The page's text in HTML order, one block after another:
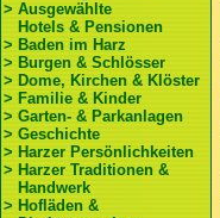
> Ausgewählte
Hotels & Pensionen
> Baden im Harz
> Burgen & Schlösser
> Dome, Kirchen & Klöster
> Familie & Kinder
> Garten- & Parkanlagen
> Geschichte
> Harzer Persönlichkeiten
> Harzer Traditionen &
Handwerk
> Hofläden &